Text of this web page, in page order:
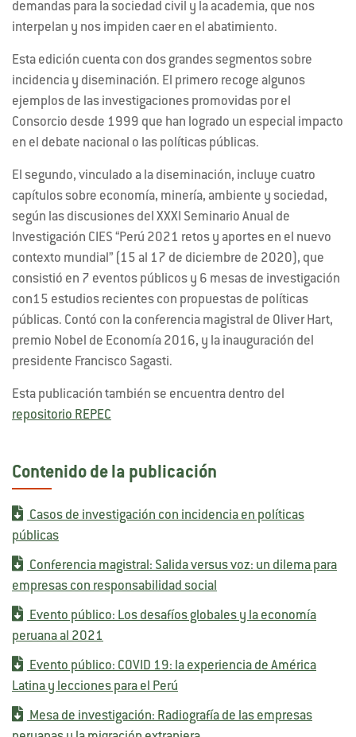
demandas para la sociedad civil y la academia, que nos
interpelan y nos impiden caer en el abatimiento.
Esta edición cuenta con dos grandes segmentos sobre
incidencia y diseminación. El primero recoge algunos
ejemplos de las investigaciones promovidas por el
Consorcio desde 1999 que han logrado un especial impacto
en el debate nacional o las políticas públicas.
El segundo, vinculado a la diseminación, incluye cuatro
capítulos sobre economía, minería, ambiente y sociedad,
según las discusiones del XXXI Seminario Anual de
Investigación CIES “Perú 2021 retos y aportes en el nuevo
contexto mundial” (15 al 17 de diciembre de 2020), que
consistió en 7 eventos públicos y 6 mesas de investigación
con15 estudios recientes con propuestas de políticas
públicas. Contó con la conferencia magistral de Oliver Hart,
premio Nobel de Economía 2016, y la inauguración del
presidente Francisco Sagasti.
Esta publicación también se encuentra dentro del
repositorio REPEC
Contenido de la publicación
Casos de investigación con incidencia en políticas
públicas
Conferencia magistral: Salida versus voz: un dilema para
empresas con responsabilidad social
Evento público: Los desafíos globales y la economía
peruana al 2021
Evento público: COVID 19: la experiencia de América
Latina y lecciones para el Perú
Mesa de investigación: Radiografía de las empresas